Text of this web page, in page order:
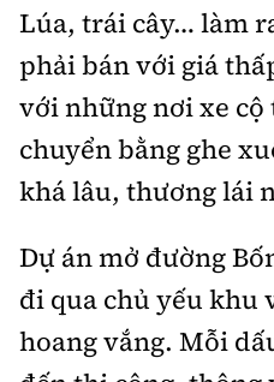
Thông tin tòa
Lúa, trái cây… làm
phải bán với giá
với những nơi xe
chuyển bằng ghe
khá lâu, thương lái
Dự án mở đường
đi qua chủ yếu khu
hoang vắng. Mỗi